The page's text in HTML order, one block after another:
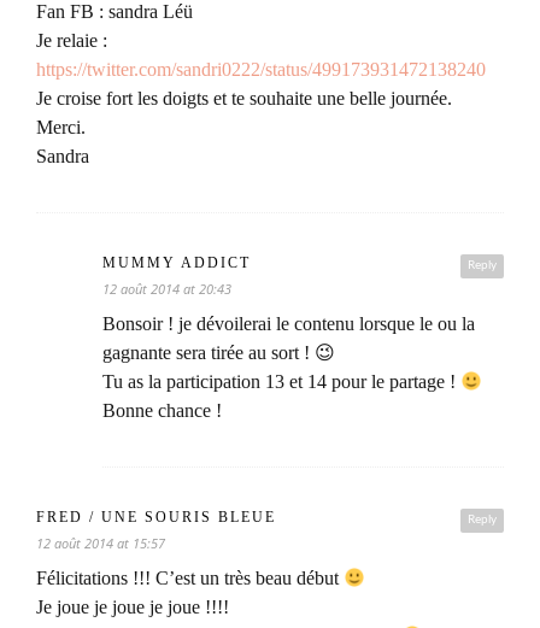
Fan FB : sandra Léü
Je relaie :
https://twitter.com/sandri0222/status/499173931472138240
Je croise fort les doigts et te souhaite une belle journée.
Merci.
Sandra
Reply
MUMMY ADDICT
12 août 2014 at 20:43
Bonsoir ! je dévoilerai le contenu lorsque le ou la
gagnante sera tirée au sort ! 😉
Tu as la participation 13 et 14 pour le partage !
Bonne chance !
Reply
FRED / UNE SOURIS BLEUE
12 août 2014 at 15:57
Félicitations !!! C’est un très beau début
Je joue je joue je joue !!!!